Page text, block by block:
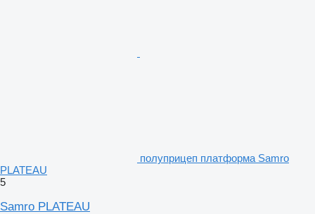
полуприцеп платформа Samro
PLATEAU
5
Samro PLATEAU